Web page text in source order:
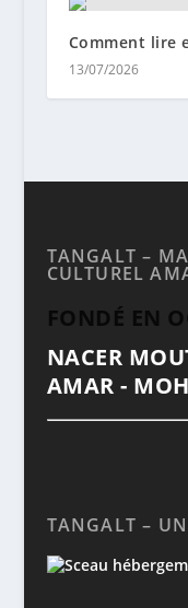
Comment lire
13/07/2026
TANGALT –
CULTUREL
FONDÉ EN
NACER
AMAR -
TANGALT –